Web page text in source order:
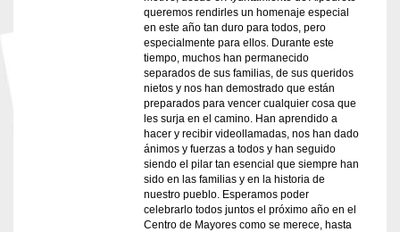
queremos rendirles un homenaje especial
en este año tan duro para todos, pero
especialmente para ellos. Durante este
tiempo, muchos han permanecido
separados de sus familias, de sus queridos
nietos y nos han demostrado que están
preparados para vencer cualquier cosa que
les surja en el camino. Han aprendido a
hacer y recibir videollamadas, nos han dado
ánimos y fuerzas a todos y han seguido
siendo el pilar tan esencial que siempre han
sido en las familias y en la historia de
nuestro pueblo. Esperamos poder
celebrarlo todos juntos el próximo año en el
Centro de Mayores como se merece, hasta